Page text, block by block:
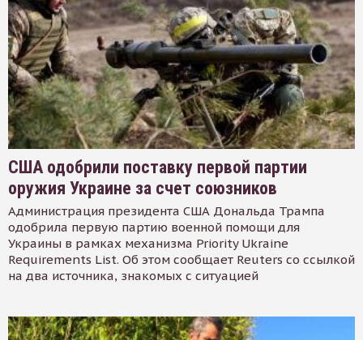
США одобрили поставку первой партии
оружия Украине за счет союзников
Администрация президента США Дональда Трампа
одобрила первую партию военной помощи для
Украины в рамках механизма Priority Ukraine
Requirements List. Об этом сообщает Reuters со ссылкой
на два источника, знакомых с ситуацией